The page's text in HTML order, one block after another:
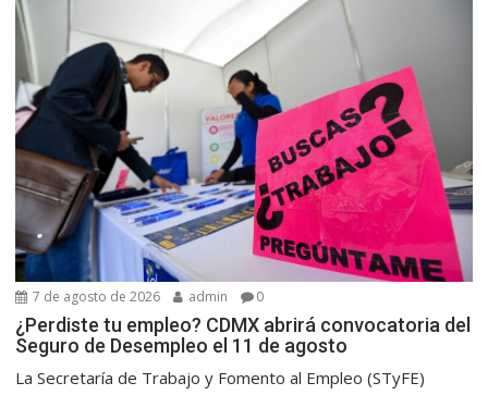
7 de agosto de 2026 admin 0
¿Perdiste tu empleo? CDMX abrirá convocatoria del
Seguro de Desempleo el 11 de agosto
La Secretaría de Trabajo y Fomento al Empleo (STyFE)